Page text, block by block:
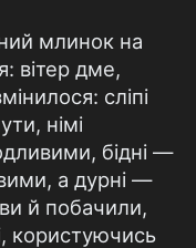
млинок на
вітер дме,
сліпі
німі
бідні —
а дурні —
й побачили,
користуючись